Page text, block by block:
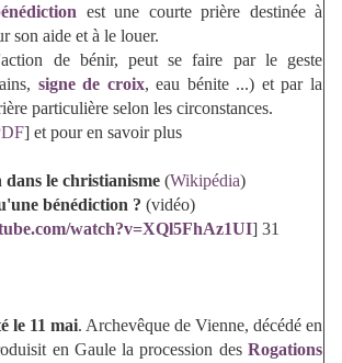
est une courte prière destinée à
son aide et à le louer.
de bénir, peut se faire par le geste
signe de croix, eau bénite ...) et par la
particulière selon les circonstances.
] et pour en savoir plus
dans le christianisme (Wikipédia)
bénédiction ? (vidéo)
watch?v=XQl5FhAz1UI] 31
le 11 mai. Archevêque de Vienne, décédé en
en Gaule la procession des Rogations